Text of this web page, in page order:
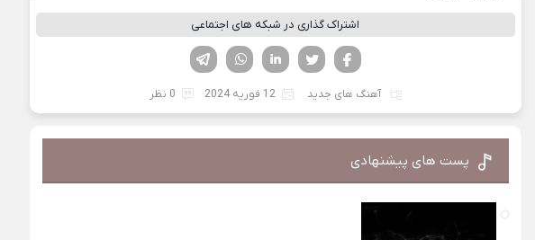
اشتراک گذاری در شبکه های اجتماعی
لینکدین تویتر
فیسوک
آهنگ های جدید 12 فوریه 2024 0 نظر
پست های پیشنهادی